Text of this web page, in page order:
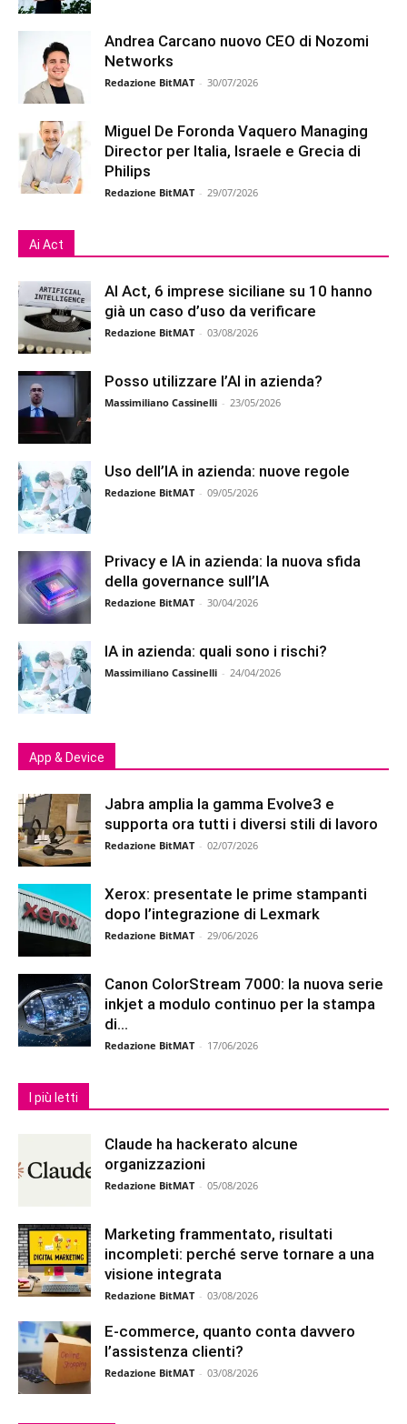
Andrea Carcano nuovo CEO di Nozomi
Networks
Redazione BitMAT - 30/07/2026
Miguel De Foronda Vaquero Managing
Director per Italia, Israele e Grecia di
Philips
Redazione BitMAT - 29/07/2026
Ai Act
AI Act, 6 imprese siciliane su 10 hanno
già un caso d’uso da verificare
Redazione BitMAT - 03/08/2026
Posso utilizzare l’AI in azienda?
Massimiliano Cassinelli - 23/05/2026
Uso dell’IA in azienda: nuove regole
Redazione BitMAT - 09/05/2026
Privacy e IA in azienda: la nuova sfida
della governance sull’IA
Redazione BitMAT - 30/04/2026
IA in azienda: quali sono i rischi?
Massimiliano Cassinelli - 24/04/2026
App & Device
Jabra amplia la gamma Evolve3 e
supporta ora tutti i diversi stili di lavoro
Redazione BitMAT - 02/07/2026
Xerox: presentate le prime stampanti
dopo l’integrazione di Lexmark
Redazione BitMAT - 29/06/2026
Canon ColorStream 7000: la nuova serie
inkjet a modulo continuo per la stampa
di...
Redazione BitMAT - 17/06/2026
I più letti
Claude ha hackerato alcune
organizzazioni
Redazione BitMAT - 05/08/2026
Marketing frammentato, risultati
incompleti: perché serve tornare a una
visione integrata
Redazione BitMAT - 03/08/2026
E-commerce, quanto conta davvero
l’assistenza clienti?
Redazione BitMAT - 03/08/2026